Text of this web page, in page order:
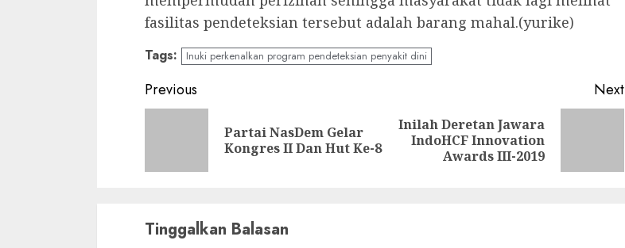
fasilitas pendeteksian tersebut adalah barang mahal.(yurike)
Tags: Inuki perkenalkan program pendeteksian penyakit dini
Continue
Reading
Previous
Previous
Partai NasDem Gelar
Kongres II Dan Hut Ke-8
Next
Next
Inilah Deretan Jawara
IndoHCF Innovation
Awards III-2019
Tinggalkan Balasan